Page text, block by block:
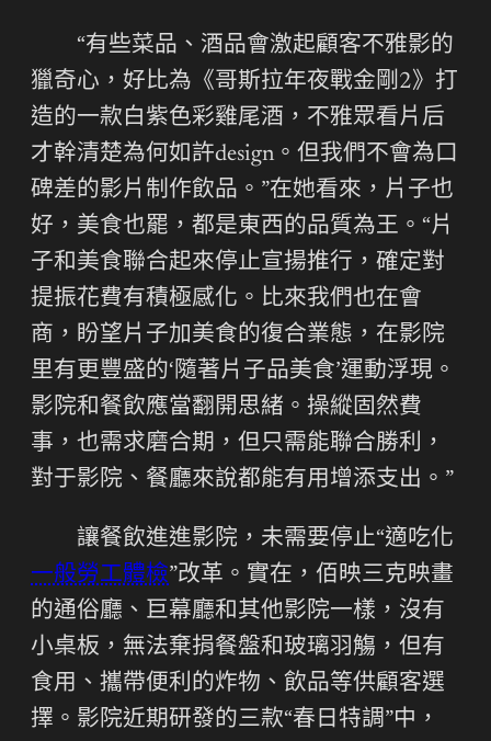
“有些菜品、酒品會激起顧客不雅影的
獵奇心，好比為《哥斯拉年夜戰金剛2》打
造的一款白紫色彩雞尾酒，不雅眾看片后
才幹清楚為何如許design。但我們不會為口
碑差的影片制作飲品。”在她看來，片子也
好，美食也罷，都是東西的品質為王。“片
子和美食聯合起來停止宣揚推行，確定對
提振花費有積極感化。比來我們也在會
商，盼望片子加美食的復合業態，在影院
里有更豐盛的‘隨著片子品美食’運動浮現。
影院和餐飲應當翻開思緒。操縱固然費
事，也需求磨合期，但只需能聯合勝利，
對于影院、餐廳來說都能有用增添支出。”
讓餐飲進進影院，未需要停止“適吃化
一般勞工體檢”改革。實在，佰映三克映畫
的通俗廳、巨幕廳和其他影院一樣，沒有
小桌板，無法棄捐餐盤和玻璃羽觴，但有
食用、攜帶便利的炸物、飲品等供顧客選
擇。影院近期研發的三款“春日特調”中，